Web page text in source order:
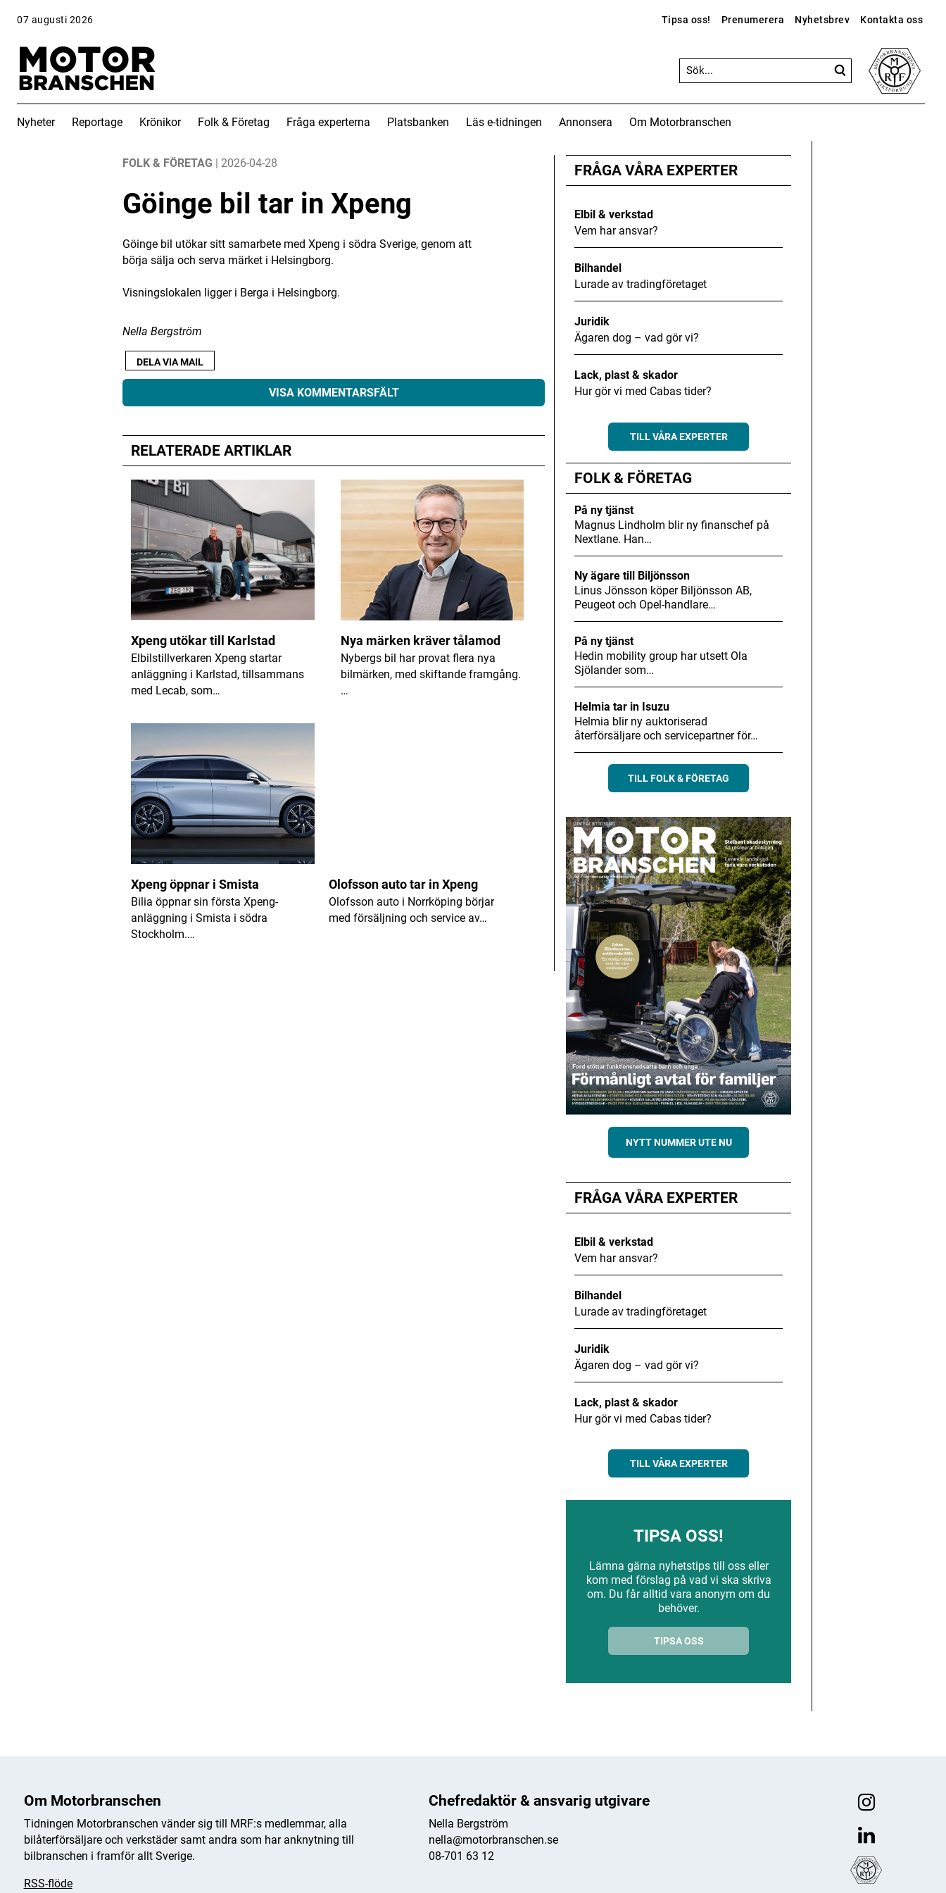
07 augusti 2026 Tipsa oss! Prenumerera Nyhetsbrev Kontakta oss
Nyheter Reportage Krönikor Folk & Företag Fråga experterna Platsbanken Läs e-tidningen Annonsera
Om Motorbranschen
FOLK & FÖRETAG | 2026-04-28
Göinge bil tar in Xpeng
Göinge bil utökar sitt samarbete med Xpeng i södra Sverige, genom att
börja sälja och serva märket i Helsingborg.
Visningslokalen ligger i Berga i Helsingborg.
Nella Bergström
DELA VIA MAIL
VISA KOMMENTARSFÄLT
Din e-postadress kommer inte publiceras. Obligatoriska fält är märkta*
Kommentar
Namn*
E-postadress
RELATERADE ARTIKLAR
Xpeng utökar till Karlstad
Elbilstillverkaren Xpeng startar
anläggning i Karlstad, tillsammans
med Lecab, som…
Nya märken kräver tålamod
Nybergs bil har provat flera nya
bilmärken, med skiftande framgång.
…
Xpeng öppnar i Smista
Bilia öppnar sin första Xpeng-
anläggning i Smista i södra
Stockholm.…
Olofsson auto tar in Xpeng
Olofsson auto i Norrköping börjar
med försäljning och service av…
FRÅGA VÅRA EXPERTER
Elbil & verkstad
Vem har ansvar?
Bilhandel
Lurade av tradingföretaget
Juridik
Ägaren dog – vad gör vi?
Lack, plast & skador
Hur gör vi med Cabas tider?
TILL VÅRA EXPERTER
FOLK & FÖRETAG
På ny tjänst
Magnus Lindholm blir ny finanschef på
Nextlane. Han…
Ny ägare till Biljönsson
Linus Jönsson köper Biljönsson AB,
Peugeot och Opel-handlare…
På ny tjänst
Hedin mobility group har utsett Ola
Sjölander som…
Helmia tar in Isuzu
Helmia blir ny auktoriserad
återförsäljare och servicepartner för…
TILL FOLK & FÖRETAG
NYTT NUMMER UTE NU
FRÅGA VÅRA EXPERTER
Elbil & verkstad
Vem har ansvar?
Bilhandel
Lurade av tradingföretaget
Juridik
Ägaren dog – vad gör vi?
Lack, plast & skador
Hur gör vi med Cabas tider?
TILL VÅRA EXPERTER
TIPSA OSS!
Lämna gärna nyhetstips till oss eller
kom med förslag på vad vi ska skriva
om. Du får alltid vara anonym om du
behöver.
TIPSA OSS
Om Motorbranschen
Tidningen Motorbranschen vänder sig till MRF:s medlemmar, alla
bilåterförsäljare och verkstäder samt andra som har anknytning till
bilbranschen i framför allt Sverige.
RSS-flöde
Chefredaktör & ansvarig utgivare
Nella Bergström
nella@motorbranschen.se
08-701 63 12